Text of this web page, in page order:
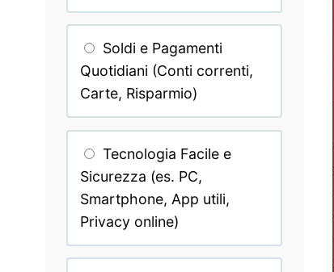
Soldi e Pagamenti
Quotidiani (Conti correnti,
Carte, Risparmio)
Tecnologia Facile e
Sicurezza (es. PC,
Smartphone, App utili,
Privacy online)